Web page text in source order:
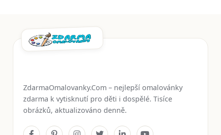
ZdarmaOmalovanky.Com – nejlepší omalovánky
zdarma k vytisknutí pro děti i dospělé. Tisíce
obrázků, aktualizováno denně.